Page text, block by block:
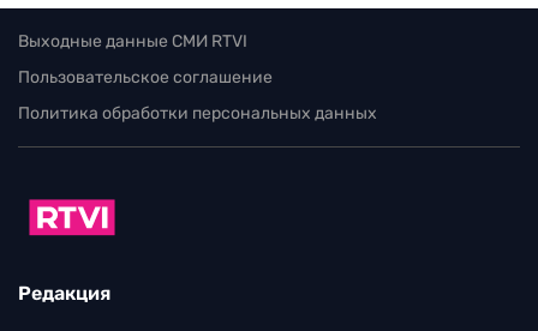
Выходные данные СМИ RTVI
Пользовательское соглашение
Политика обработки персональных данных
Редакция